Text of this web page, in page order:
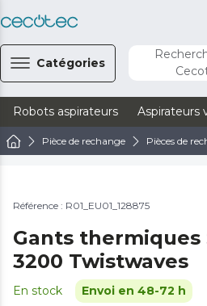
Catégories
Robots aspirateurs Aspirateurs
Pièce de rechange Pièces de
Référence : R01_EU01_128875
Gants thermiques
3200 Twistwaves
En stock Envoi en 48-72 h